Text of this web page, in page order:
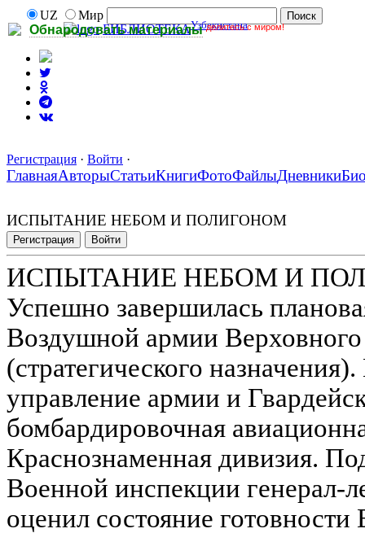
Обнародовать материалы делитесь с миром!
UZ
Мир
БИБЛИОТЕКАУзбекистана
Регистрация · Войти ·
ГлавнаяАвторыСтатьиКнигиФотоФайлыДневники
ИСПЫТАНИЕ НЕБОМ И ПОЛИГОНОМ
Регистрация Войти
ИСПЫТАНИЕ НЕБОМ И
Успешно завершилась
Воздушной армии Верховного
(стратегического
управление армии и
бомбардировочная
Краснознаменная дивизия.
Военной инспекции генерал-
оценил состояние